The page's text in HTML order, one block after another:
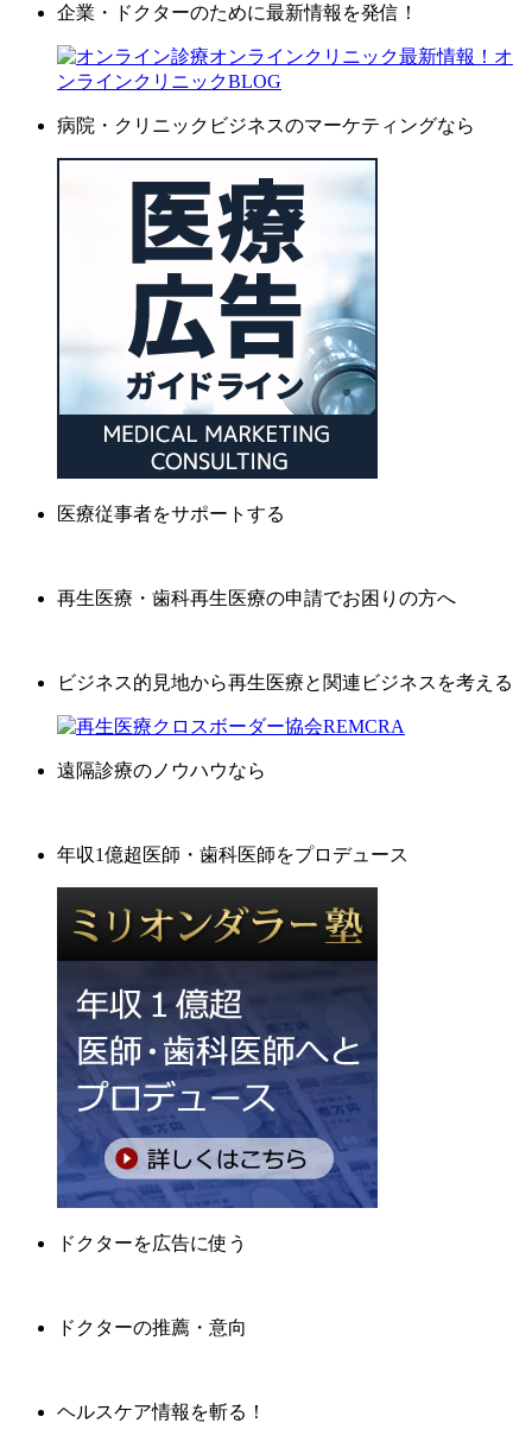
企業・ドクターのために最新情報を発信！
病院・クリニックビジネスのマーケティングなら
医療従事者をサポートする
再生医療・歯科再生医療の申請でお困りの方へ
ビジネス的見地から再生医療と関連ビジネスを考える
遠隔診療のノウハウなら
年収1億超医師・歯科医師をプロデュース
ドクターを広告に使う
ドクターの推薦・意向
ヘルスケア情報を斬る！